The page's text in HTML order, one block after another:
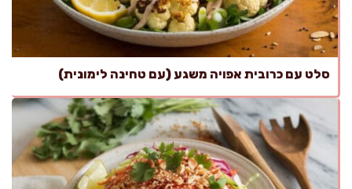
סלט עם כרובית אפויה משגע (עם טחינה לימונית)